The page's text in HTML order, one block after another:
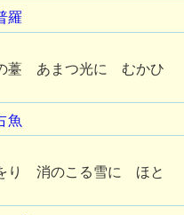
羅
薹 あまつ光に むかひ
魚
り 消のこる雪に ほと